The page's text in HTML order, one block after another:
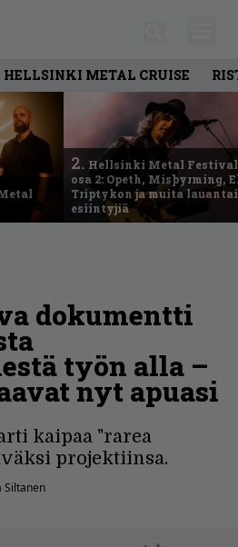
HELLSINKI METAL CRUISE
2. Hellsinki Metal
osa 2: Opeth, Misþyrming,
Triptykon ja muita
esiintyjiä
dokumentti
työn alla –
nyt apuasi
kaipaa "rarea
projektiinsa.
Siltanen